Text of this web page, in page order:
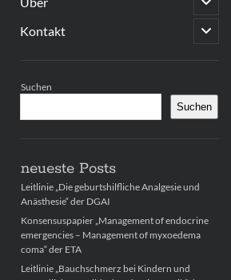
child
menu
Kontakt
open
child
Suchen
Suchen
neueste Posts
Leitlinie „Die geburtshilfliche Analgesie und
Anästhesie“ der DGAI
Konsensuspapier „Management of endocrine
emergencies – Management of myxoedema
coma“ der ETA
Leitlinie „Bauchschmerz bei Kindern und